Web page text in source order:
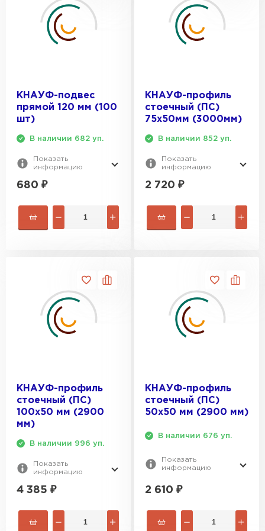
КНАУФ-подвес
прямой 120 мм (100
шт)
В наличии 682 уп.
Показать
информацию
680 ₽
КНАУФ-профиль
стоечный (ПС)
75x50мм (3000мм)
В наличии 852 уп.
Показать
информацию
2 720 ₽
КНАУФ-профиль
стоечный (ПС)
100x50 мм (2900
мм)
В наличии 996 уп.
Показать
информацию
4 385 ₽
КНАУФ-профиль
стоечный (ПС)
50x50 мм (2900 мм)
В наличии 676 уп.
Показать
информацию
2 610 ₽